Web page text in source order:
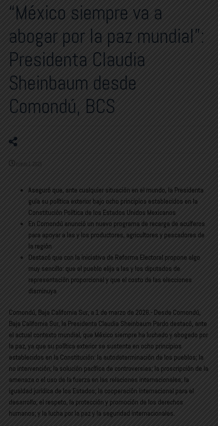
“México siempre va a
abogar por la paz mundial”:
Presidenta Claudia
Sheinbaum desde
Comondú, BCS
marzo 1, 2026
Aseguró que, ante cualquier situación en el mundo, la Presidenta
guía su política exterior bajo ocho principios establecidos en la
Constitución Política de los Estados Unidos Mexicanos
En Comondú anunció un nuevo programa de recarga de acuíferos
para apoyar a las y los productores, agricultores y pescadores de
la región
Destacó que con la iniciativa de Reforma Electoral propone algo
muy sencillo: que el pueblo elija a las y los diputados de
representación proporcional y que el costo de las elecciones
disminuya
Comondú, Baja California Sur, a 1 de marzo de 2026.- Desde Comondú,
Baja California Sur, la Presidenta Claudia Sheinbaum Pardo destacó, ante
el actual contexto mundial, que México siempre ha luchado y abogado por
la paz, ya que su política exterior se sustenta en ocho principios
establecidos en la Constitución: la autodeterminación de los pueblos; la
no intervención; la solución pacífica de controversias; la proscripción de la
amenaza o el uso de la fuerza en las relaciones internacionales; la
igualdad jurídica de los Estados; la cooperación internacional para el
desarrollo; el respeto, la protección y promoción de los derechos
humanos; y la lucha por la paz y la seguridad internacionales.